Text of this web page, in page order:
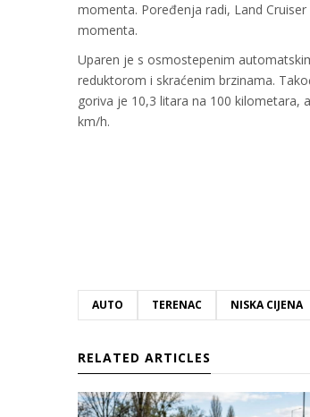
momenta. Poređenja radi, Land
momenta.
Uparen je s osmostepenim
reduktorom i skraćenim brzinama.
goriva je 10,3 litara na 100 kilometara,
km/h.
AUTO TERENAC NISKA CIJENA
RELATED ARTICLES